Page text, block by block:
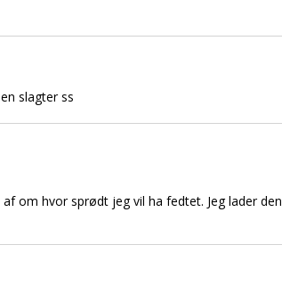
slagter ss
om hvor sprødt jeg vil ha fedtet. Jeg lader den